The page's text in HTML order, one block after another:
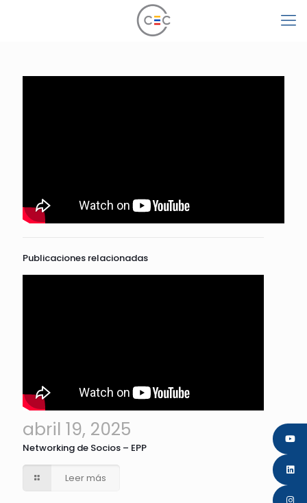
Publicaciones relacionadas
abril 19, 2025
Networking de Socios – EPP
Leer más